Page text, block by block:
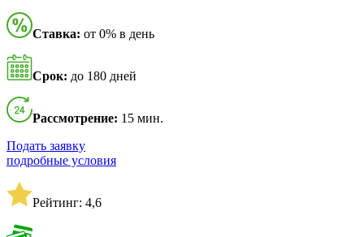
Ставка: от 0% в день
Срок: до 180 дней
Рассмотрение: 15 мин.
Подать заявку
подробные условия
Рейтинг: 4,6